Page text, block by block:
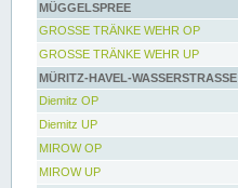
MÜGGELSPREE
GROSSE TRÄNKE WEHR OP
GROSSE TRÄNKE WEHR UP
MÜRITZ-HAVEL-WASSERSTRASSE
Diemitz OP
Diemitz UP
MIROW OP
MIROW UP